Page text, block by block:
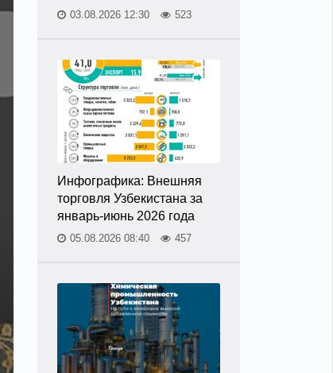
03.08.2026 12:30 523
Инфографика: Внешняя
торговля Узбекистана за
январь-июнь 2026 года
05.08.2026 08:40 457